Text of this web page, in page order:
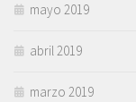
mayo 2019
abril 2019
marzo 2019